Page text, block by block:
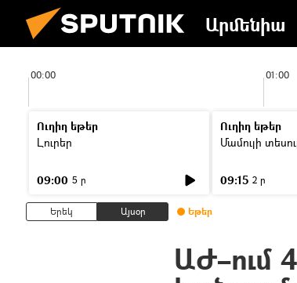
Արմենիա
00:00 01:00
Ուղիղ եթեր
Լուրեր
09:00 5 ր
Ուղիղ եթեր
Մամուլի
09:15 2 ր
Երեկ Այսօր Եթեր
ԱԺ–ում